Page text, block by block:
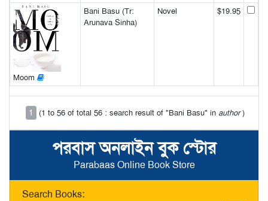
পরবাস অনলাইন বুক স্টোর
Parabaas Online Book Store
Search Books:
Moom
Bani Basu (Tr:
Arunava Sinha)
Novel $19.95
1 (1 to 56 of total 56 : search result of "Bani Basu" in author)